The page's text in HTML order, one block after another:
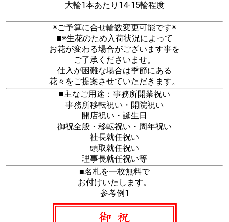
大輪1本あたり14-15輪程度
※ご予算に合せ輪数変更可能です※
■※生花のため入荷状況によって
お花が変わる場合がございます事を
ご了承くださいませ。
仕入が困難な場合は季節にある
花々をご提案させていただきます。
■主なご用途：事務所開業祝い
事務所移転祝い・開院祝い
開店祝い・誕生日
御祝全般・移転祝い・周年祝い
社長就任祝い
頭取就任祝い
理事長就任祝い等
■名札を一枚無料で
お付けいたします。
参考例1